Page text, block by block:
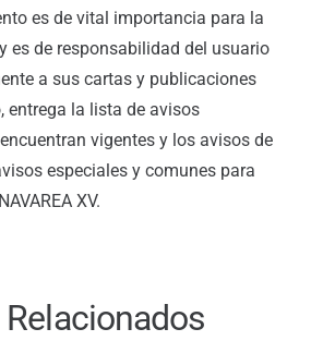
es de vital importancia para la
es de responsabilidad del usuario
a sus cartas y publicaciones
entrega la lista de avisos
vigentes y los avisos de
especiales y comunes para
XV.